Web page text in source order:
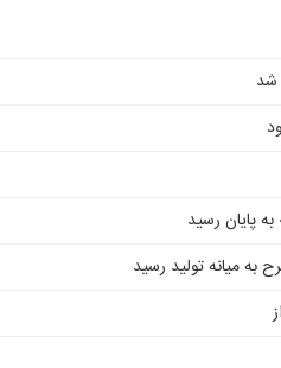
شد
پایان رسید
به میانه تولید رسید